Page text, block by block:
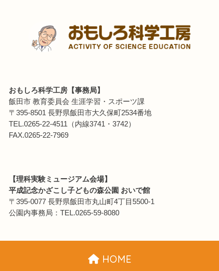
おもしろ科学工房【事務局】
飯田市 教育委員会 生涯学習・スポーツ課
〒395-8501 長野県飯田市大久保町2534番地
TEL.0265-22-4511（内線3741・3742）
FAX.0265-22-7969
【理科実験ミュージアム会場】
平成記念かざこし子どもの森公園 おいで館
〒395-0077 長野県飯田市丸山町4丁目5500-1
公園内事務局：TEL.0265-59-8080
HOME